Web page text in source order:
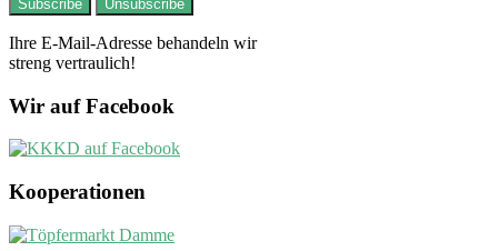
Ihre E-Mail-Adresse behandeln wir
streng vertraulich!
Wir auf Facebook
Kooperationen